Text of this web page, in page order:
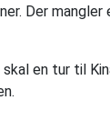
Der mangler
en tur til